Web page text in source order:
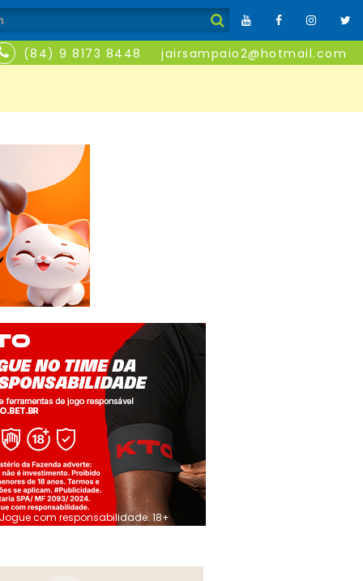
(84) 9 8173 8448 jairsampaio2@hotmail.com
Jogue com responsabilidade. 18+